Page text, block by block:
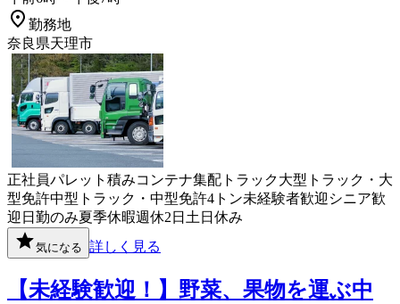
勤務地
奈良県天理市
正社員パレット積みコンテナ集配 トラック大型トラック・大
型免許中型トラック・中型免許4トン未経験者歓迎 シニア歓
迎 日勤のみ夏季休暇週休2日 土日休み
気になる 詳しく見る
【未経験歓迎！】野菜、果物を運ぶ中